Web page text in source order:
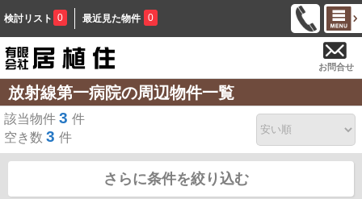
検討リスト 0 最近見た物件 0
お問合せ
放射線第一病院の周辺物件一覧
該当物件 3 件
空き数 3 件
さらに条件を絞り込む